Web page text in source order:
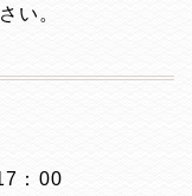
い。
：00